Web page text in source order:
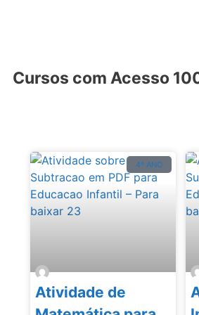
Cursos com Acesso
4º ANO
Atividade de